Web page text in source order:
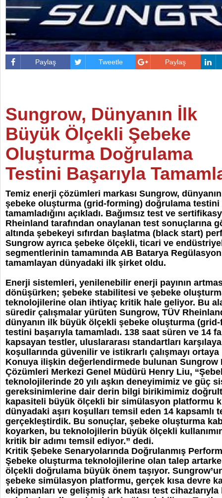
Paylaş Tweetle Paylaş
Sungrow, Dünyanın İlk
Büyük Ölçekli Şebeke
Oluşturma Doğrulama
Testini Başarıyla
Temiz enerji çözümleri markası Sungrow,
şebeke oluşturma (grid-forming) doğrulama testini
tamamladığını açıkladı. Bağımsız test ve
Rheinland tarafından onaylanan test sonuçlarına
altında şebekeyi sıfırdan başlatma (black start)
Sungrow ayrıca şebeke ölçekli, ticari ve
segmentlerinin tamamında AB Batarya
tamamlayan dünyadaki ilk şirket oldu.
Enerji sistemleri, yenilenebilir enerji payının
dönüşürken; şebeke stabilitesi ve şebeke
teknolojilerine olan ihtiyaç kritik hale geliyor. Bu
süredir çalışmalar yürüten Sungrow, TÜV
dünyanın ilk büyük ölçekli şebeke oluşturma
testini başarıyla tamamladı. 138 saat süren ve 14
kapsayan testler, uluslararası standartları
koşullarında güvenilir ve istikrarlı çalışmayı
Konuya ilişkin değerlendirmede bulunan Sungrow
Çözümleri Merkezi Genel Müdürü Henry Liu,
teknolojilerinde 20 yılı aşkın deneyimimiz ve güç
gereksinimlerine dair derin bilgi birikimimiz
kapasiteli büyük ölçekli bir simülasyon platformu
dünyadaki aşırı koşulları temsil eden 14 kapsamlı
gerçekleştirdik. Bu sonuçlar, şebeke oluşturma
koyarken, bu teknolojilerin büyük ölçekli
kritik bir adımı temsil ediyor.” dedi.
Kritik Şebeke Senaryolarında Doğrulanmış
Şebeke oluşturma teknolojilerine olan talep
ölçekli doğrulama büyük önem taşıyor.
şebeke simülasyon platformu, gerçek kısa devre
ekipmanları ve gelişmiş ark hatası test